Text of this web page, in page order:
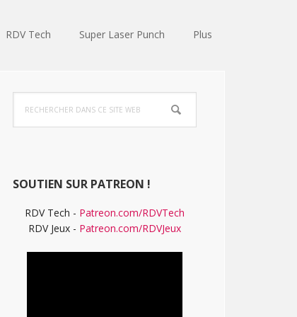
RDV Tech Super Laser Punch Plus
Barre
latérale
dans
ce
SOUTIEN SUR PATREON !
RDV Tech - Patreon.com/RDVTech
RDV Jeux - Patreon.com/RDVJeux